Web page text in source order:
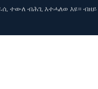
ተውለ ብሕጊ እተሓለወ እዩ።